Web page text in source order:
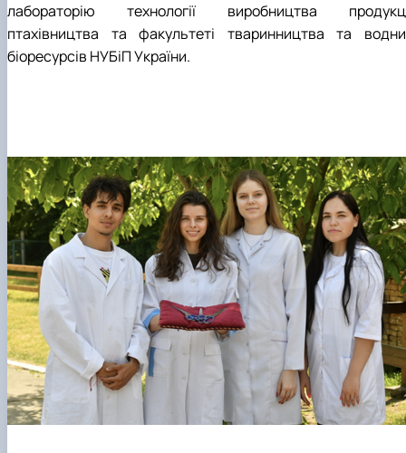
лабораторію технології виробництва
птахівництва та факультеті тваринництва та
біоресурсів НУБіП України.